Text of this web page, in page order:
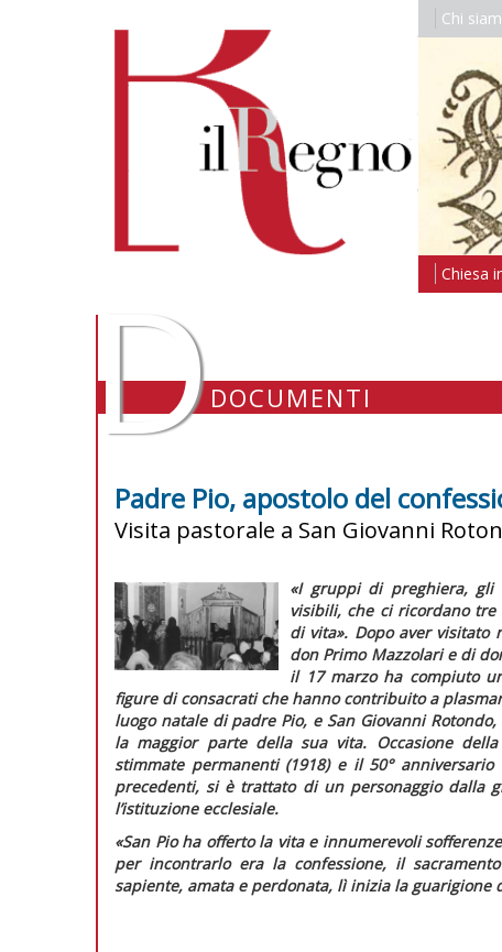
Chi
Chiesa
DDOCUMENTI
Padre Pio, apostolo del
Visita pastorale a San Giovanni
«I gruppi di preghiera, gli
visibili, che ci ricordano tre
di vita». Dopo aver visitato
don Primo Mazzolari e di
il 17 marzo ha compiuto
figure di consacrati che hanno contribuito a
luogo natale di padre Pio, e San Giovanni
la maggior parte della sua vita. Occasione
stimmate permanenti (1918) e il 50°
precedenti, si è trattato di un personaggio dalla
l’istituzione ecclesiale.
«San Pio ha offerto la vita e innumerevoli
per incontrarlo era la confessione, il
sapiente, amata e perdonata, lì inizia la guarigione